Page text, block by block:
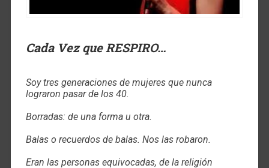
Cada Vez que RESPIRO…
Soy tres generaciones de mujeres que nunca
lograron pasar de los 40.
Borradas: de una forma u otra.
Balas o recuerdos de balas. Nos las robaron.
Eran las personas equivocadas, de la religión